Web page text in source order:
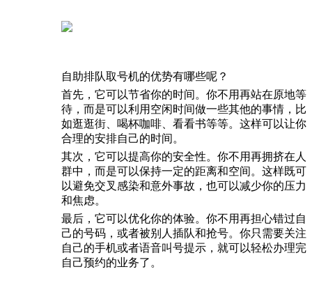
自助排队取号机的优势有哪些呢？
首先，它可以节省你的时间。你不用再站在原地等
待，而是可以利用空闲时间做一些其他的事情，比
如逛逛街、喝杯咖啡、看看书等等。这样可以让你
合理的安排自己的时间。
其次，它可以提高你的安全性。你不用再拥挤在人
群中，而是可以保持一定的距离和空间。这样既可
以避免交叉感染和意外事故，也可以减少你的压力
和焦虑。
最后，它可以优化你的体验。你不用再担心错过自
己的号码，或者被别人插队和抢号。你只需要关注
自己的手机或者语音叫号提示，就可以轻松办理完
自己预约的业务了。